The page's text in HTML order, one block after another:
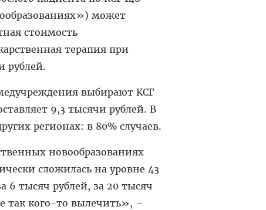
может
стоимость
терапия при
рублей.
выбирают КСГ
9,3 тысячи рублей. В
регионах: в 80% случаев.
новообразованиях
сложилась на уровне 43
6 тысяч рублей, за 20 тысяч
так кого-то вылечить», –